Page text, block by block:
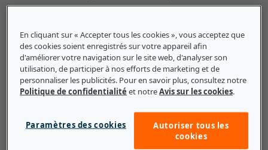
Électromobilité (e-Mobility) : ce
que les petites et moyennes
entreprises doivent savoir
Comme ces véhicules produisent moins d'émissions
et de pollution, le remplacement des véhicules
traditionnels par des véhicules électriques peut
En cliquant sur « Accepter tous les cookies », vous acceptez que
des cookies soient enregistrés sur votre appareil afin
d'améliorer votre navigation sur le site web, d'analyser son
utilisation, de participer à nos efforts de marketing et de
personnaliser les publicités. Pour en savoir plus, consultez notre
Politique de confidentialité et notreAvis sur les cookies.
Paramètres des cookies
Autoriser tous les
cookies